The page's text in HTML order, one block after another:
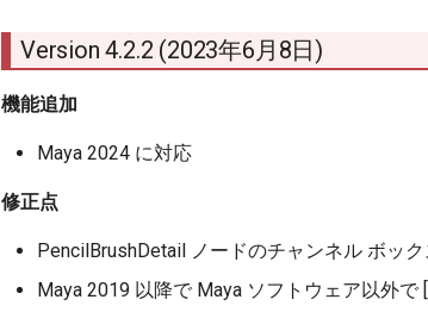
Version 4.2.2 (2023年6月8日)
機能追加
Maya 2024 に対応
修正点
PencilBrushDetail ノードのチャンネル ボッ
Maya 2019 以降で Maya ソフトウェア以外